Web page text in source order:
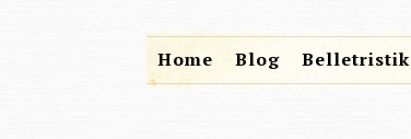
Home Blog Belletristik